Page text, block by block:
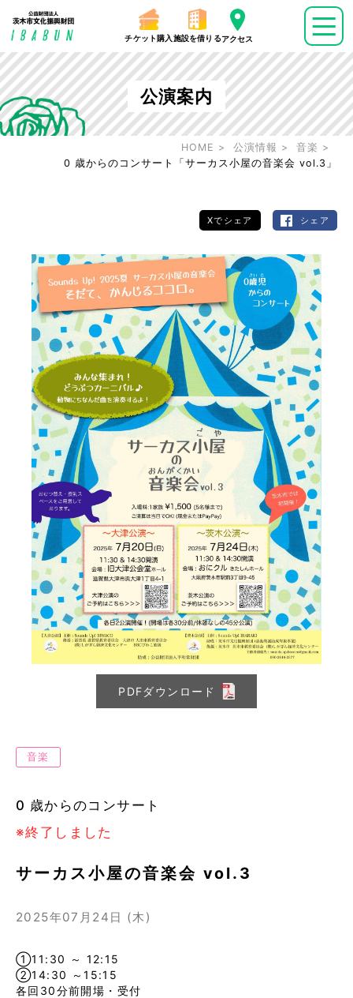
チケット購入 施設を借りるアクセス
公演案内
HOME 公演情報
音楽
0 歳からのコンサート「サーカス小屋の音楽会 vol.3」
Xでシェア シェア
PDFダウンロード
音楽
0 歳からのコンサート
※終了しました
サーカス小屋の音楽会 vol.3
2025年07月24日 (木)
①11:30 ～ 12:15
②14:30 ～15:15
各回30分前開場・受付